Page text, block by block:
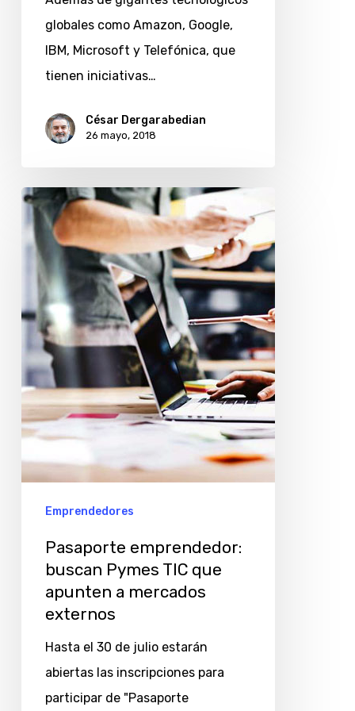
viajes
globales como Amazon, Google,
IBM, Microsoft y Telefónica, que
tienen iniciativas…
César Dergarabedian
26 mayo, 2018
Pasaporte
emprendedor:
buscan
Pymes
que
apunten
mercados
externos
Emprendedores
Pasaporte emprendedor:
buscan Pymes TIC que
apunten a mercados
externos
Hasta el 30 de julio estarán
abiertas las inscripciones para
participar de "Pasaporte